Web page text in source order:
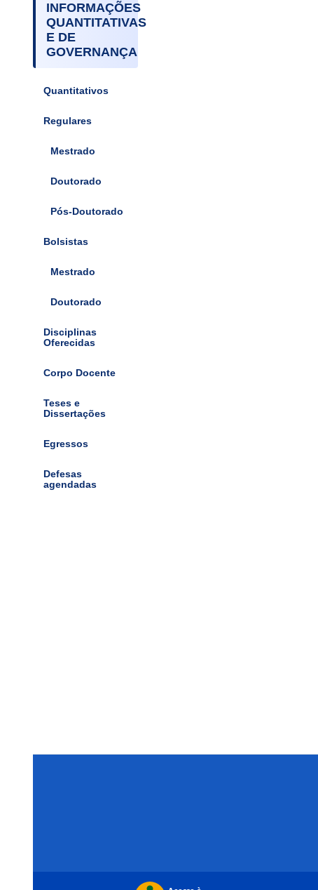
INFORMAÇÕES
QUANTITATIVAS
E DE
GOVERNANÇA
Quantitativos
Regulares
Mestrado
Doutorado
Pós-Doutorado
Bolsistas
Mestrado
Doutorado
Disciplinas
Oferecidas
Corpo Docente
Teses e
Dissertações
Egressos
Defesas
agendadas